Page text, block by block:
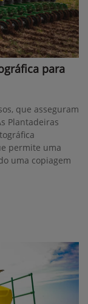
para
que asseguram
Plantadeiras
permite uma
uma copiagem